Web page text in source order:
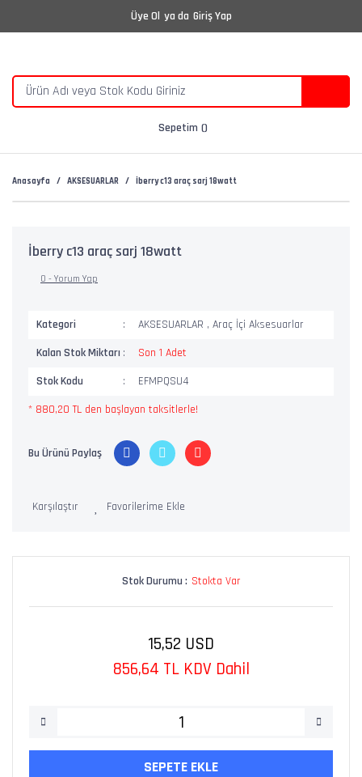
Üye Ol ya da Giriş Yap
Sepetim
Anasayfa AKSESUARLAR İberry c13 araç sarj 18watt
İberry c13 araç sarj 18watt
0 - Yorum Yap
Kategori AKSESUARLAR ,Araç İçi Aksesuarlar
Kalan Stok Miktarı
Son 1 Adet
Stok Kodu
EFMPQSU4
* 880,20 TL den başlayan taksitlerle!
Bu Ürünü Paylaş
Karşılaştır
Stok Durumu : Stokta Var
15,52 USD
856,64 TL KDV Dahil
SEPETE EKLE